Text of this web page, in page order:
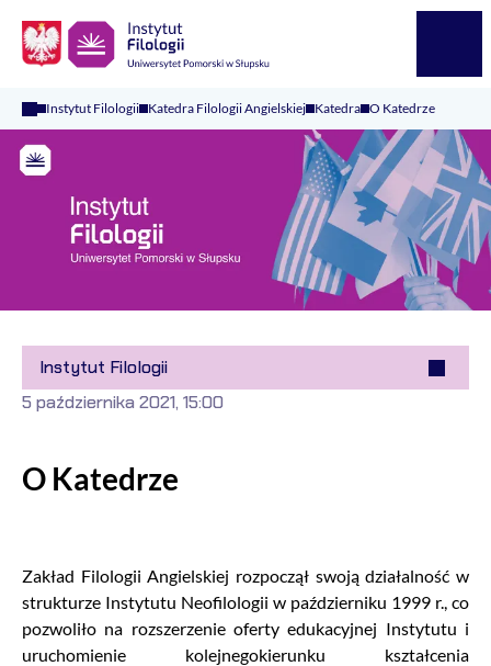
Instytut Filologii Katedra Filologii Angielskiej Katedra O Katedrze
Instytut Filologii
O Katedrze
5 października 2021, 15:00
Zakład Filologii Angielskiej rozpoczął swoją działalność w
strukturze Instytutu Neofilologii w październiku 1999 r., co
pozwoliło na rozszerzenie oferty edukacyjnej Instytutu i
uruchomienie kolejnegokierunku kształcenia